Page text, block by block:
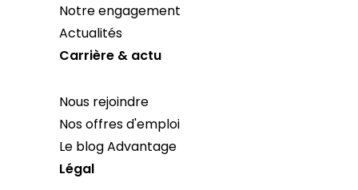
Notre engagement
Actualités
Carrière & actu
Nous rejoindre
Nos offres d'emploi
Le blog Advantage
Légal